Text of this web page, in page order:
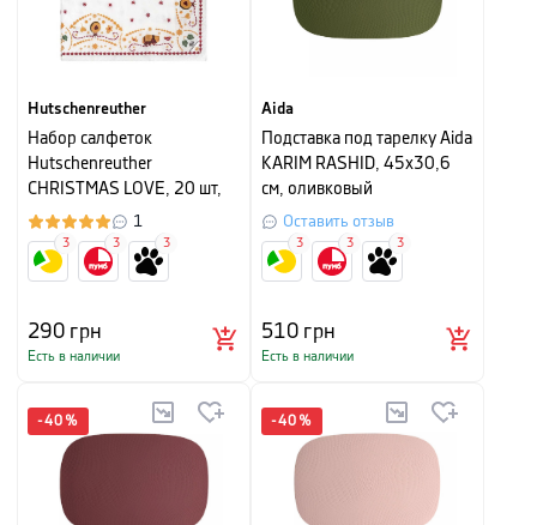
Hutschenreuther
Набор салфеток
Hutschenreuther
CHRISTMAS LOVE, 20 шт,
33х33 см, белый с красным
1
290грн
Есть в наличии
3 3 3
Aida
Подставка под тарелку Aida
KARIM RASHID, 45х30,6
см, оливковый
Оставить отзыв
510грн
Есть в наличии
3 3 3
-40 % -40 %